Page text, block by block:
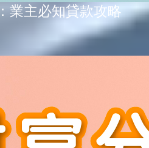
業主必知貸款攻略